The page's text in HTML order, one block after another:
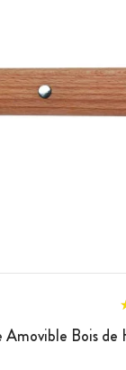
Amovible Bois
: